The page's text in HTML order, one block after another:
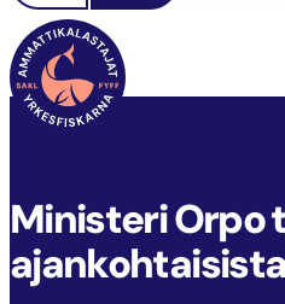
FYFF
Ministeri Orpo
ajankohtaisista